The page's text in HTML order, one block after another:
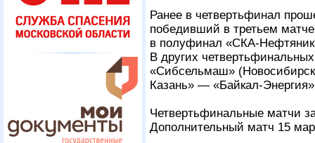
Ранее в четвертьфинал
победивший в третьем
в полуфинал «СКА-
В других
«Сибсельмаш»
Казань» — «Байкал-
Четвертьфинальные матчи
Дополнительный матч 15